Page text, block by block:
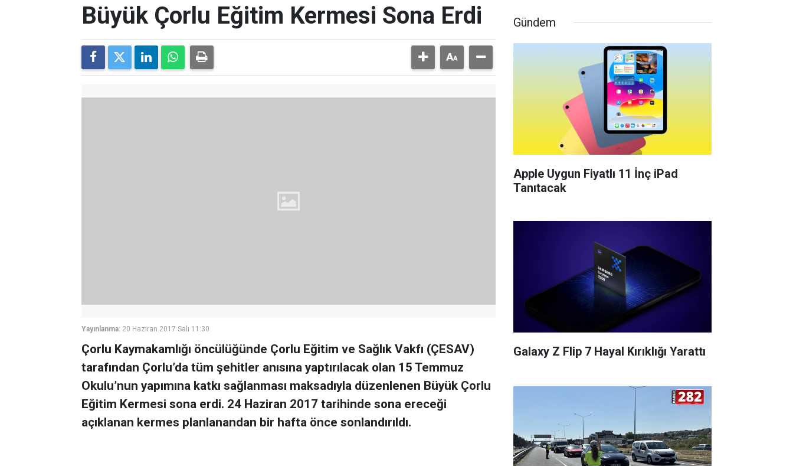
Büyük Çorlu Eğitim Kermesi Sona Erdi
Yayınlanma: 20 Haziran 2017 Salı 11:30
Çorlu Kaymakamlığı öncülüğünde Çorlu Eğitim ve Sağlık Vakfı (ÇESAV)
tarafından Çorlu’da tüm şehitler anısına yaptırılacak olan 15 Temmuz
Okulu’nun yapımına katkı sağlanması maksadıyla düzenlenen Büyük Çorlu
Eğitim Kermesi sona erdi. 24 Haziran 2017 tarihinde sona ereceği
açıklanan kermes planlanandan bir hafta önce sonlandırıldı.
Gündem
Apple Uygun Fiyatlı 11 İnç iPad
Tanıtacak
Galaxy Z Flip 7 Hayal Kırıklığı Yarattı